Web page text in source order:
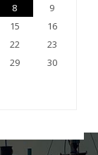
8
9
15
16
22
23
29
30